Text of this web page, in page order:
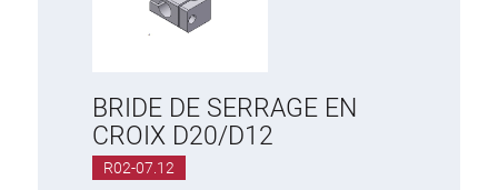
BRIDE DE SERRAGE EN
CROIX D20/D12
R02-07.12